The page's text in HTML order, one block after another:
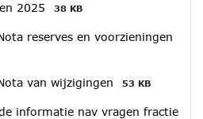
2025
38 KB
reserves en voorzieningen
van wijzigingen 53 KB
informatie nav vragen fractie